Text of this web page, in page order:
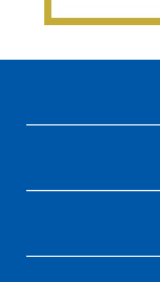
página